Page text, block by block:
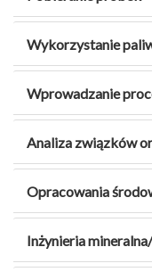
Wykorzystanie
Wprowadzanie
Analiza związków
Opracowania
Inżynieria